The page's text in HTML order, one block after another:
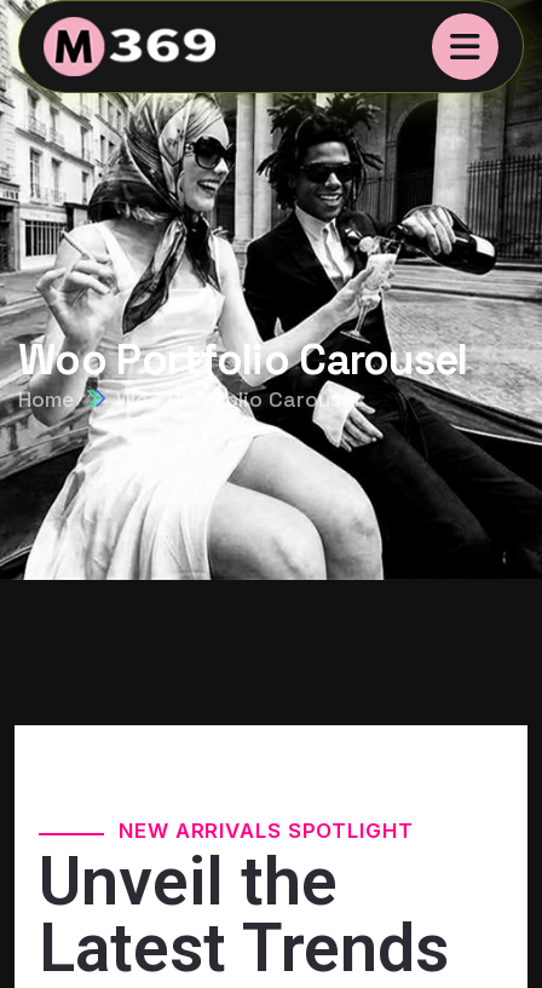
Woo Portfolio Carousel
Home Woo Portfolio Carousel
NEW ARRIVALS SPOTLIGHT
Unveil the
Latest Trends